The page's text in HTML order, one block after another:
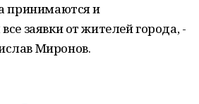
принимаются и
заявки от жителей города, -
Миронов.